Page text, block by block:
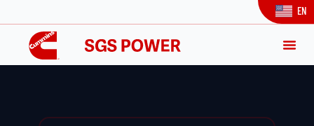
EN